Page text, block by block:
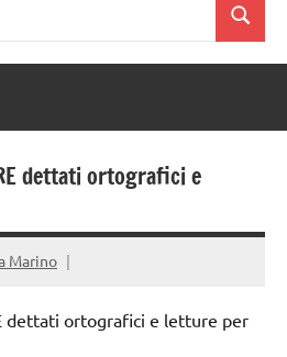
Cerca
dettati ortografici e
Marino
dettati ortografici e letture per